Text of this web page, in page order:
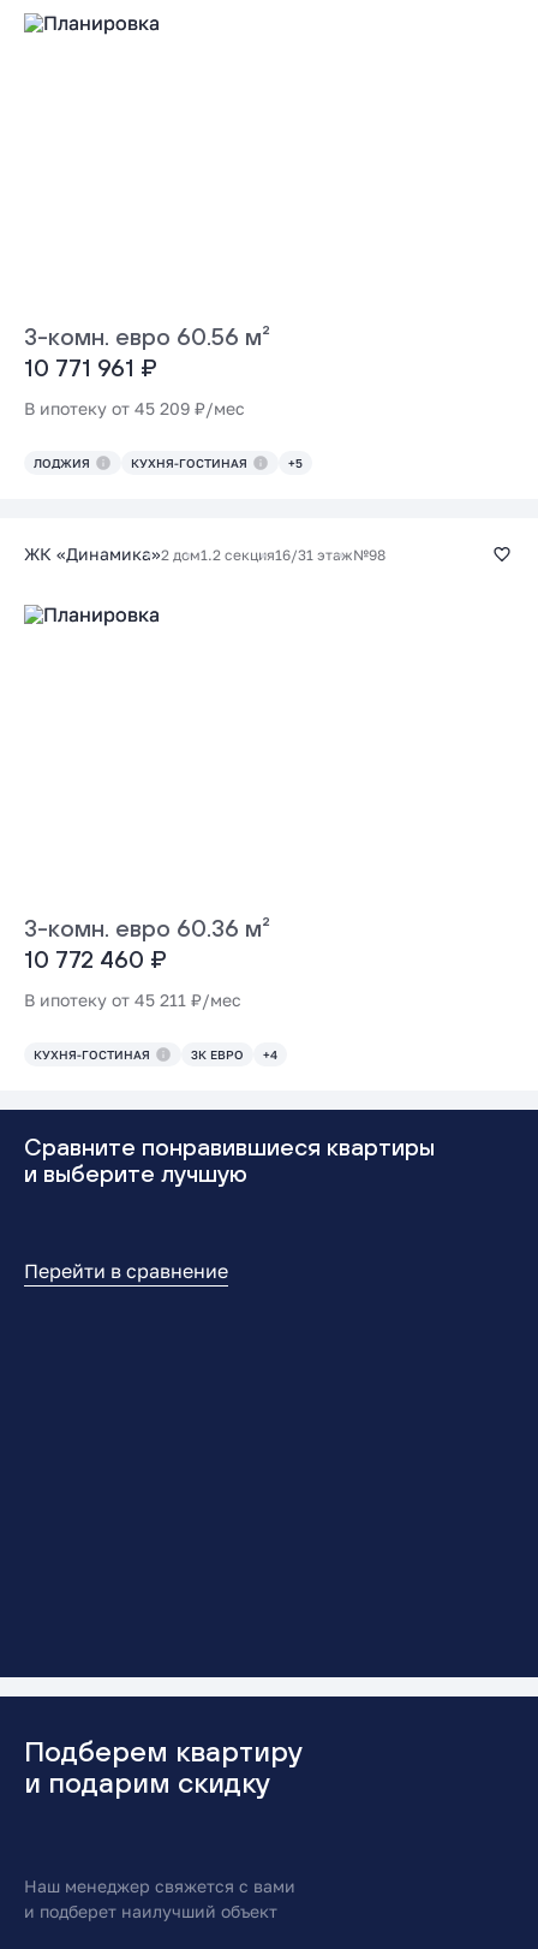
3-комн. евро 60.56 м²
10 771 961 ₽
В ипотеку от 45 209 ₽/мес
ЛОДЖИЯ КУХНЯ-ГОСТИНАЯ +5
ЖК «Динамика»2 дом1.2 секция16/31 этаж№98
3-комн. евро 60.36 м²
10 772 460 ₽
В ипотеку от 45 211 ₽/мес
КУХНЯ-ГОСТИНАЯ 3К ЕВРО +4
Сравните понравившиеся квартиры
и выберите лучшую
Перейти в сравнение
Подберем квартиру
и подарим скидку
Наш менеджер свяжется с вами
и подберет наилучший объект